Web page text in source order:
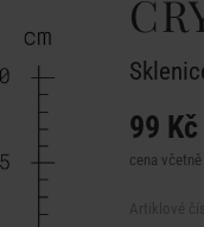
99 Kč
cena včetně